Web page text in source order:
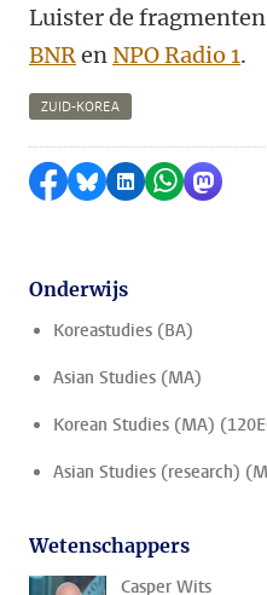
Luister de
BNRenNPO Radio 1.
ZUID-KOREA
Delen op Facebook
Delen via Bluesky
Delen opDelen via
Delen
Onderwijs
Koreastudies (BA)
Asian Studies (MA)
Korean Studies (MA)
Asian Studies (research)
Wetenschappers
Casper Wits